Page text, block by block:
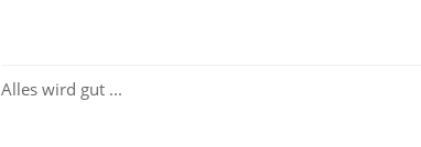
Alles wird gut ...